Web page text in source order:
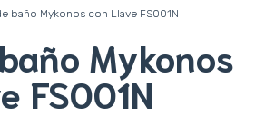
baño Mykonos con Llave FS001N
Mykonos
FS001N